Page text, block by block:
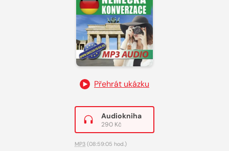
Přehrát ukázku
Audiokniha
290 Kč
MP3 (08:59:05 hod.)